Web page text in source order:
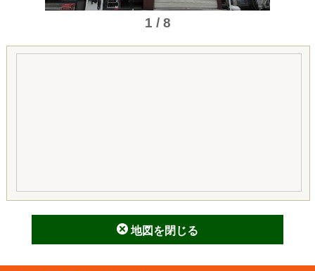
1 / 8
地図を閉じる